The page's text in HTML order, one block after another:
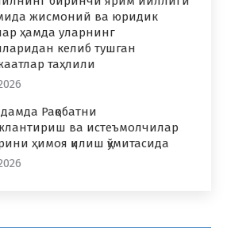
жисмоний ва юридик
ҳамда уларнинг
келиб тушган
таҳлили
Рақобатни
ва истеъмолчилар
ҳимоя қилиш қўмитасида